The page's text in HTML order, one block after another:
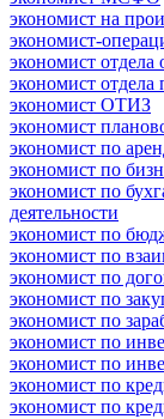
экономист на
экономист-
экономист отдела
экономист отдела
экономист ОТИЗ
экономист
экономист по
экономист по
экономист по
деятельности
экономист по
экономист по
экономист по
экономист по
экономист по
экономист по
экономист по
экономист по
экономист по